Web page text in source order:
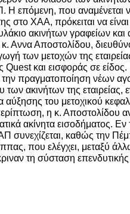
που αναμένεται να
στο ΧΑΑ, πρόκειται να
ακινήτων γραφείων
Αννα Αποστολίδου,
των μετοχών της
Quest και εισφοράς σε
πραγματοποίηση νέων
ακινήτων της εταιρείας,
αύξησης του μετοχικού
η κ. Αποστολίδου
ακίνητα εισοδήματος.
συνεχίζεται, καθώς την
που ελέγχει, μεταξύ
τη σύσταση επενδυτικής